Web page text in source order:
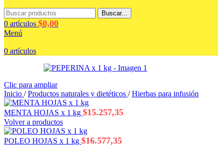
Buscar...
0 artículos $0,00
Menú
0 artículos
Clic para ampliar
Inicio / Productos naturales y dietéticos / Hierbas para infusión
MENTA HOJAS x 1 kg $15.257,35
Volver a productos
POLEO HOJAS x 1 kg $16.577,35